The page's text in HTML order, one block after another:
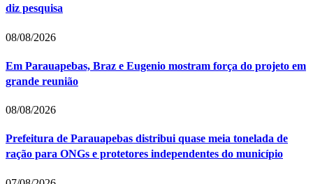
diz pesquisa
08/08/2026
Em Parauapebas, Braz e Eugenio mostram força do projeto em
grande reunião
08/08/2026
Prefeitura de Parauapebas distribui quase meia tonelada de
ração para ONGs e protetores independentes do município